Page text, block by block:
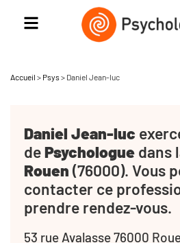
Accueil > Psys > Daniel Jean-luc
Daniel Jean-luc
dePsychologue dans
Rouen (76000). Vous
contacter ce
prendre rendez-vous.
53 rue Avalasse 76000